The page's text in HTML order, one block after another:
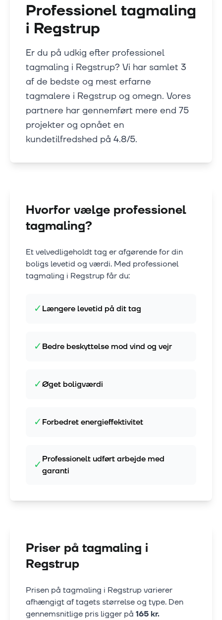
Professionel tagmaling
i Regstrup
Er du på udkig efter professionel
tagmaling i Regstrup? Vi har samlet 3
af de bedste og mest erfarne
tagmalere i Regstrup og omegn. Vores
partnere har gennemført mere end 75
projekter og opnået en
kundetilfredshed på 4.8/5.
Hvorfor vælge professionel
tagmaling?
Et velvedligeholdt tag er afgørende for din
boligs levetid og værdi. Med professionel
tagmaling i Regstrup får du:
✓Længere levetid på dit tag
✓Bedre beskyttelse mod vind og vejr
✓Øget boligværdi
✓Forbedret energieffektivitet
✓Professionelt udført arbejde med
garanti
Priser på tagmaling i
Regstrup
Prisen på tagmaling i Regstrup varierer
afhængigt af tagets størrelse og type. Den
gennemsnitlige pris ligger på 165kr.